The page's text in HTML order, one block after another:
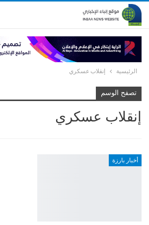
الرئيسية إنقلاب عسكري
تصفح الوسم
إنقلاب عسكري
أخبار بارزة